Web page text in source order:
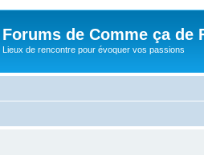
Forums de Comme ça de
Lieux de rencontre pour évoquer vos passions